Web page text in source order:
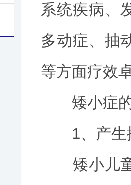
系统疾病、
多动症、抽
等方面疗效
矮小症的
1、产生
矮小儿童